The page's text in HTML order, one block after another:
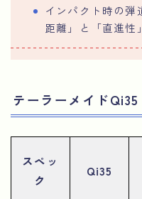
インパクト時の弾
距離」と「直進性
テーラーメイド
スペッ
ク
Qi35